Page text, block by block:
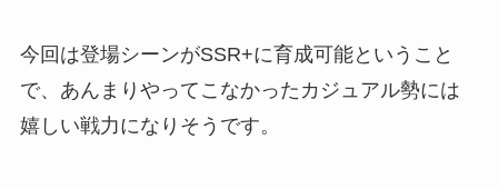
今回は登場シーンがSSR+に育成可能ということ
で、あんまりやってこなかったカジュアル勢には
嬉しい戦力になりそうです。